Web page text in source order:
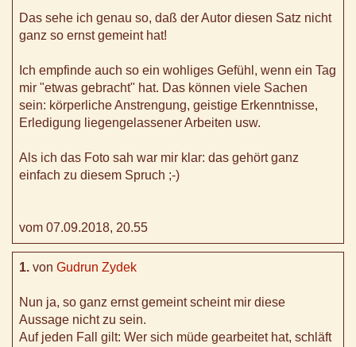
Das sehe ich genau so, daß der Autor diesen Satz nicht
ganz so ernst gemeint hat!
Ich empfinde auch so ein wohliges Gefühl, wenn ein Tag
mir "etwas gebracht" hat. Das können viele Sachen
sein: körperliche Anstrengung, geistige Erkenntnisse,
Erledigung liegengelassener Arbeiten usw.
Als ich das Foto sah war mir klar: das gehört ganz
einfach zu diesem Spruch ;-)
vom 07.09.2018, 20.55
1. von Gudrun Zydek
Nun ja, so ganz ernst gemeint scheint mir diese
Aussage nicht zu sein.
Auf jeden Fall gilt: Wer sich müde gearbeitet hat, schläft